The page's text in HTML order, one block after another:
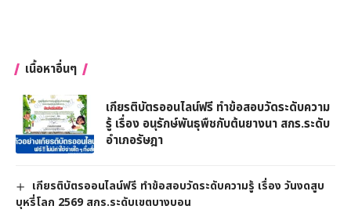
เนื้อหาอื่นๆ
เกียรติบัตรออนไลน์ฟรี ทำข้อสอบวัดระดับความ
รู้ เรื่อง อนุรักษ์พันธุพืชกับต้นยางนา สกร.ระดับ
อำเภอรัษฎา
เกียรติบัตรออนไลน์ฟรี ทำข้อสอบวัดระดับความรู้ เรื่อง วันงดสูบ
บุหรี่โลก 2569 สกร.ระดับเขตบางบอน